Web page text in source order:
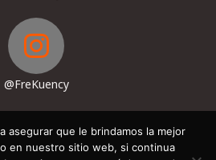
@FreKuency
Políticas de privacidad Contacto
asegurar que le brindamos la mejor
en nuestro sitio web, si continua